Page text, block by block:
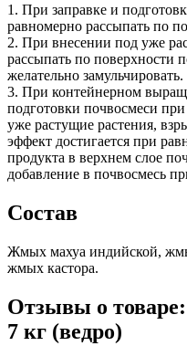
1. При заправке и
равномерно рассыпать по
2. При внесении под уже
рассыпать по поверхности
желательно замульчировать.
3. При контейнерном
подготовки почвосмеси
уже растущие растения,
эффект достигается при
продукта в верхнем слое
добавление в почвосмесь
Состав
Жмых махуа индийской,
жмых кастора.
Отзывы о
7 кг (ведро)